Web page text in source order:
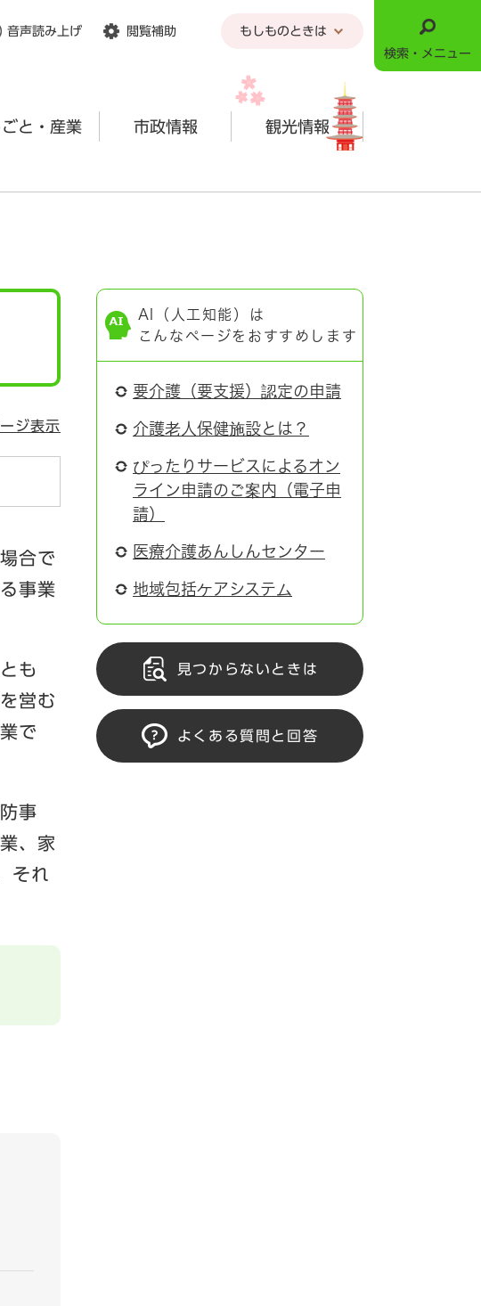
音声読み上げ 閲覧補助 もしものときは
ごと・産業 市政情報 観光情報
検索・メニュー
ジ表示
合で
事業
も
営む
で
事
、家
それ
AI（人工知能）は
こんなページをおすすめします
要介護（要支援）認定の申請
介護老人保健施設とは？
ぴったりサービスによるオン
ライン申請のご案内（電子申
請）
医療介護あんしんセンター
地域包括ケアシステム
見つからないときは
よくある質問と回答